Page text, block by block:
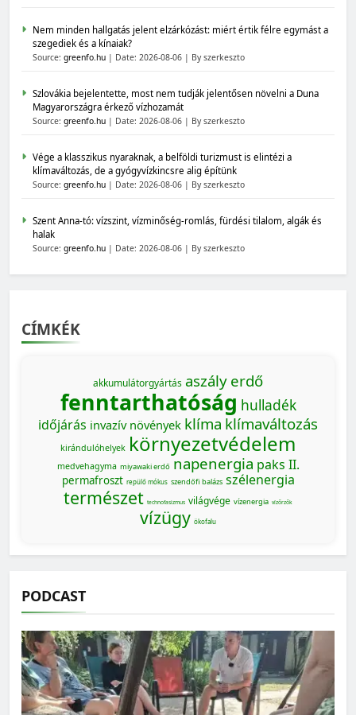
Nem minden hallgatás jelent elzárkózást: miért értik félre egymást a
szegediek és a kínaiak?
Source: greenfo.hu Date: 2026-08-06 By szerkeszto
Szlovákia bejelentette, most nem tudják jelentősen növelni a Duna
Magyarországra érkező vízhozamát
Source: greenfo.hu Date: 2026-08-06 By szerkeszto
Vége a klasszikus nyaraknak, a belföldi turizmust is elintézi a
klímaváltozás, de a gyógyvízkincsre alig építünk
Source: greenfo.hu Date: 2026-08-06 By szerkeszto
Szent Anna-tó: vízszint, vízminőség-romlás, fürdési tilalom, algák és
halak
Source: greenfo.hu Date: 2026-08-06 By szerkeszto
CÍMKÉK
akkumulátorgyártás aszály erdő
fenntarthatóság hulladék
időjárás invazív növények klíma klímaváltozás
kirándulóhelyek környezetvédelem
medvehagyma miyawaki erdő napenergia paks II.
permafroszt repülő mókus szendőfi balázs szélenergia
természet technofasizmus világvége vízenergia vízőrzők
vízügy ökofalu
PODCAST